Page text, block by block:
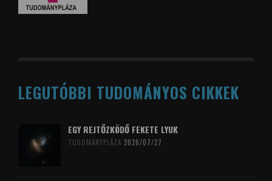
LEGUTÓBBI TUDOMÁNYOS CIKKEK
EGY REJTŐZKÖDŐ FEKETE LYUK
TUDOMÁNYPLÁZA 2026/07/27